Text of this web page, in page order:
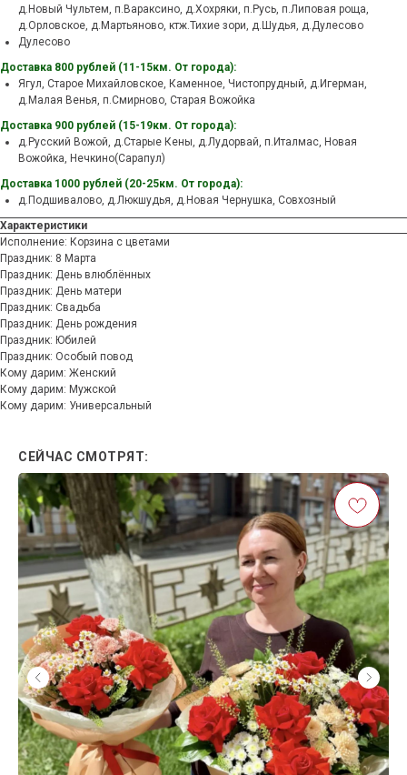
д.Новый Чультем, п.Вараксино, д.Хохряки, п.Русь, п.Липовая роща,
д.Орловское, д.Мартьяново, ктж.Тихие зори, д.Шудья, д.Дулесово
Дулесово
Доставка 800 рублей (11-15км. От города):
Ягул, Старое Михайловское, Каменное, Чистопрудный, д.Игерман,
д.Малая Венья, п.Смирново, Старая Вожойка
Доставка 900 рублей (15-19км. От города):
д.Русский Вожой, д.Старые Кены, д.Лудорвай, п.Италмас, Новая
Вожойка, Нечкино(Сарапул)
Доставка 1000 рублей (20-25км. От города):
д.Подшивалово, д.Люкшудья, д.Новая Чернушка, Совхозный
Характеристики
Исполнение: Корзина с цветами
Праздник: 8 Марта
Праздник: День влюблённых
Праздник: День матери
Праздник: Свадьба
Праздник: День рождения
Праздник: Юбилей
Праздник: Особый повод
Кому дарим: Женский
Кому дарим: Мужской
Кому дарим: Универсальный
СЕЙЧАС СМОТРЯТ: